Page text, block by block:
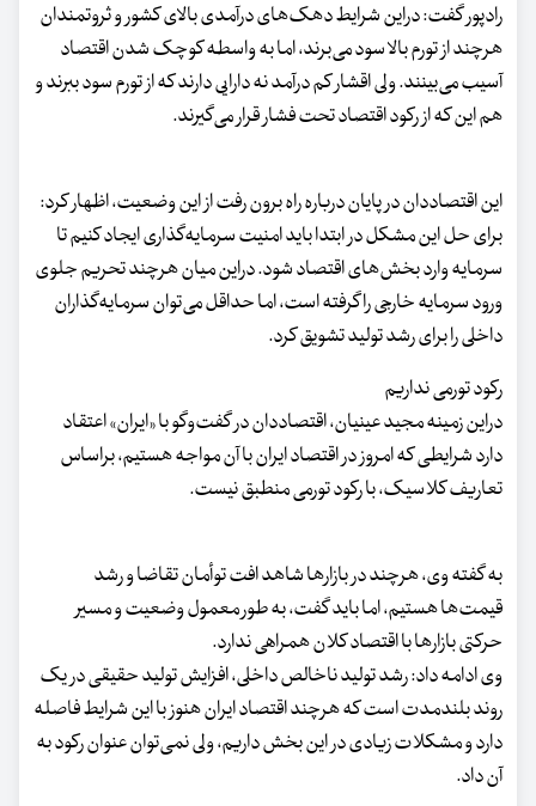
رادپور گفت: دراین شرایط دهک‌های درآمدی بالای کشور و ثروتمندان
هرچند از تورم بالا سود می‌برند، اما به واسطه کوچک شدن اقتصاد
آسیب می‌بینند. ولی اقشار کم درآمد نه دارایی دارند که از تورم سود ببرند و
هم این که از رکود اقتصاد تحت فشار قرار می‌گیرند.
این اقتصاددان در پایان درباره راه برون رفت از این وضعیت، اظهار کرد:
برای حل این مشکل در ابتدا باید امنیت سرمایه‌گذاری ایجاد کنیم تا
سرمایه وارد بخش‌های اقتصاد شود. دراین میان هرچند تحریم جلوی
ورود سرمایه خارجی را گرفته است، اما حداقل می‌توان سرمایه‌گذاران
داخلی را برای رشد تولید تشویق کرد.
رکود تورمی نداریم
دراین زمینه مجید عینیان، اقتصاددان در گفت‌وگو با «ایران» اعتقاد
دارد شرایطی که امروز در اقتصاد ایران با آن مواجه هستیم، براساس
تعاریف کلاسیک، با رکود تورمی منطبق نیست.
به‌ گفته وی، هرچند در بازارها شاهد افت توأمان تقاضا و رشد
قیمت‌ها هستیم، اما باید گفت، به طور معمول وضعیت و مسیر
حرکتی بازارها با اقتصاد کلان همراهی ندارد.
وی ادامه داد: رشد تولید ناخالص داخلی، افزایش تولید حقیقی در یک
روند بلندمدت است که هرچند اقتصاد ایران هنوز با این شرایط فاصله
دارد و مشکلات زیادی در این بخش داریم، ولی نمی‌توان عنوان رکود به
آن داد.